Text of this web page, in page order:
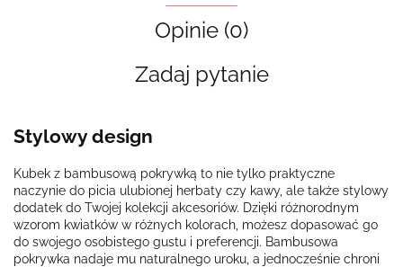
Opinie (0)
Zadaj pytanie
Stylowy design
Kubek z bambusową pokrywką to nie tylko praktyczne
naczynie do picia ulubionej herbaty czy kawy, ale także stylowy
dodatek do Twojej kolekcji akcesoriów. Dzięki różnorodnym
wzorom kwiatków w różnych kolorach, możesz dopasować go
do swojego osobistego gustu i preferencji. Bambusowa
pokrywka nadaje mu naturalnego uroku, a jednocześnie chroni